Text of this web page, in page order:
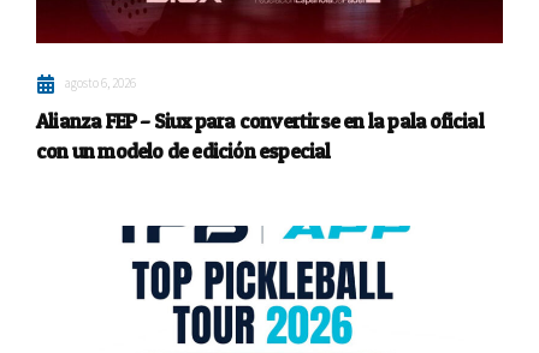
agosto 6, 2026
Alianza FEP – Siux para convertirse en la pala oficial
con un modelo de edición especial